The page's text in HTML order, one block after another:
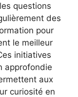
questions
des
pour
le meilleur
initiatives
approfondie
aux
curiosité en